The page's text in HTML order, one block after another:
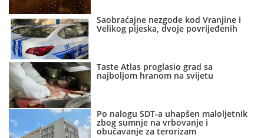
Saobraćajne nezgode kod Vranjine i
Velikog pijeska, dvoje povrijeđenih
Taste Atlas proglasio grad sa
najboljom hranom na svijetu
Po nalogu SDT-a uhapšen maloljetnik
zbog sumnje na vrbovanje i
obučavanje za terorizam